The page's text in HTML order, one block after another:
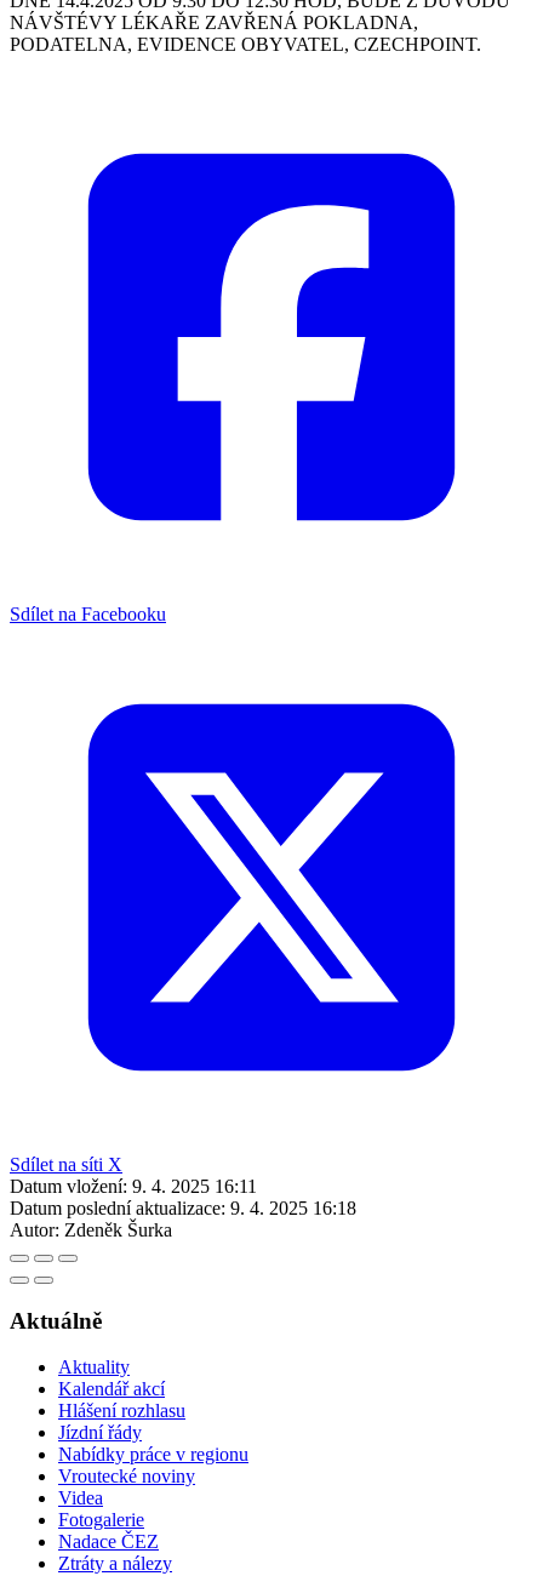
NÁVŠTÉVY LÉKAŘE ZAVŘENÁ POKLADNA,
PODATELNA, EVIDENCE OBYVATEL, CZECHPOINT.
Sdílet na Facebooku
Sdílet na síti X
Datum vložení: 9. 4. 2025 16:11
Datum poslední aktualizace: 9. 4. 2025 16:18
Autor: Zdeněk Šurka
Aktuálně
Aktuality
Kalendář akcí
Hlášení rozhlasu
Jízdní řády
Nabídky práce v regionu
Vroutecké noviny
Videa
Fotogalerie
Nadace ČEZ
Ztráty a nálezy